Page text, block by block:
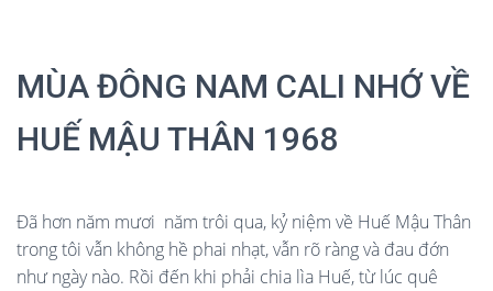
MÙA ĐÔNG NAM CALI NHỚ VỀ
HUẾ MẬU THÂN 1968
Đã hơn năm mươi năm trôi qua, kỷ niệm về Huế Mậu Thân
trong tôi vẫn không hề phai nhạt, vẫn rõ ràng và đau đớn
như ngày nào. Rồi đến khi phải chia lìa Huế, từ lúc quê